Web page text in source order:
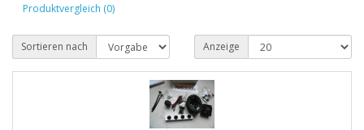
Produktvergleich (0)
Sortieren nach Anzeige